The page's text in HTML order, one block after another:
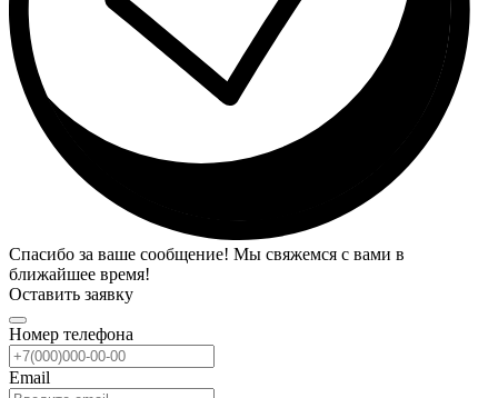
Спасибо за ваше сообщение! Мы свяжемся с вами в
ближайшее время!
Оставить заявку
Номер телефона
Email